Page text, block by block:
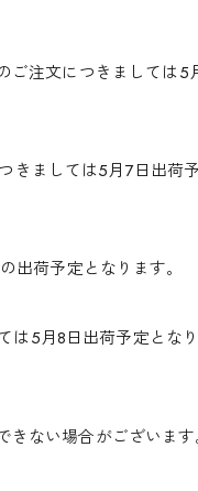
注文につきましては5
ましては5月7日出荷
荷予定となります。
5月8日出荷予定とな
ない場合がございます